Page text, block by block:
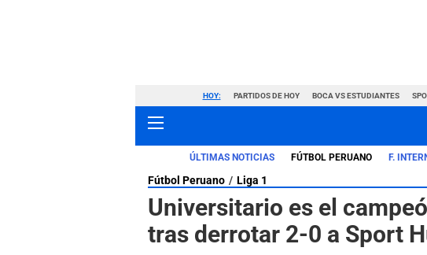
HOY: PARTIDOS DE HOY BOCA VS ESTUDIANTES
ÚLTIMAS NOTICIAS FÚTBOL PERUANO F.
Fútbol Peruano Liga 1
Universitario es el
tras derrotar 2-0 a Sport